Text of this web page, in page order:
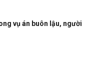
vụ án buôn lậu, người